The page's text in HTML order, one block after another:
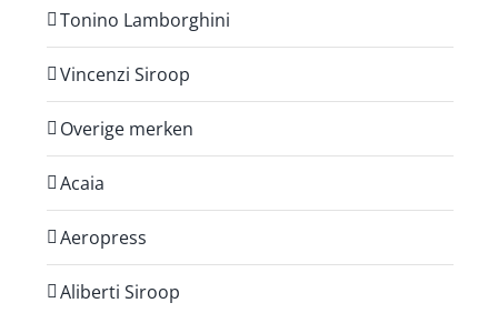
Tonino Lamborghini
Vincenzi Siroop
Overige merken
Acaia
Aeropress
Aliberti Siroop